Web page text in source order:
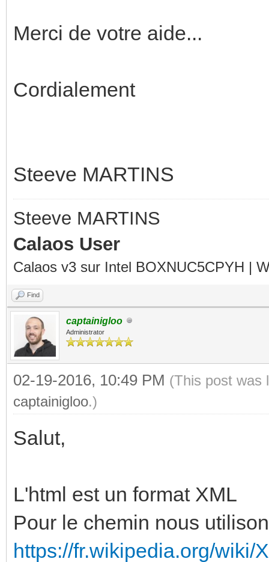
Merci de votre aide...
Cordialement
Steeve MARTINS
Steeve MARTINS
Calaos User
Calaos v3 sur Intel BOXNUC5CPYH |
Find
captainigloo
Administrator
02-19-2016, 10:49 PM (This post was
captainigloo.)
Salut,
L'html est un format XML
Pour le chemin nous
https://fr.wikipedia.org/wiki/